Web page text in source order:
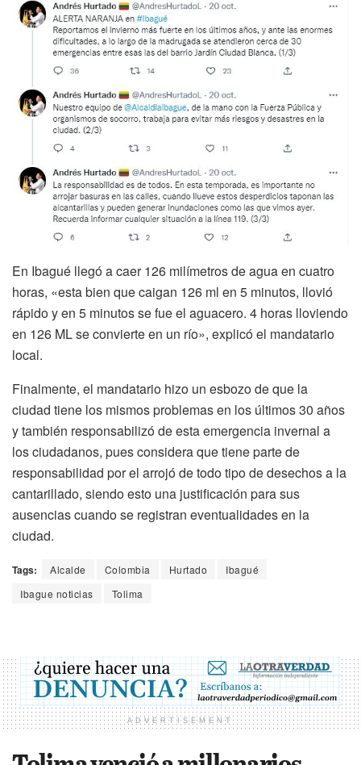
En Ibagué llegó a caer 126 milímetros de agua en cuatro
horas, «esta bien que caigan 126 ml en 5 minutos, llovió
rápido y en 5 minutos se fue el aguacero. 4 horas lloviendo
en 126 ML se convierte en un río», explicó el mandatario
local.
Finalmente, el mandatario hizo un esbozo de que la
ciudad tiene los mismos problemas en los últimos 30 años
y también responsabilizó de esta emergencia invernal a
los ciudadanos, pues considera que tiene parte de
responsabilidad por el arrojó de todo tipo de desechos a la
cantarillado, siendo esto una justificación para sus
ausencias cuando se registran eventualidades en la
ciudad.
Tags: Alcalde Colombia Hurtado
Ibagué
Ibague noticias
Tolima
ADVERTISEMENT